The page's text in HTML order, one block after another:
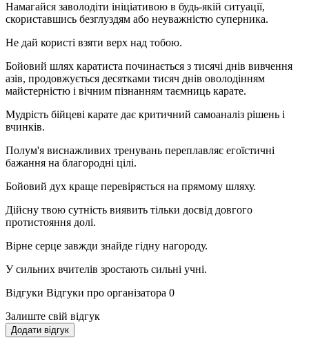
Намагайся заволодіти ініціативою в будь-якій ситуації,
скориставшись безглуздям або неуважністю суперника.
Не дай користі взяти верх над тобою.
Бойовий шлях каратиста починається з тисячі днів вивчення
азів, продовжується десятками тисяч днів оволодінням
майстерністю і вічним пізнанням таємниць карате.
Мудрість бійцеві карате дає критичний самоаналіз рішень і
вчинків.
Полум'я виснажливих тренувань переплавляє егоїстичні
бажання на благородні цілі.
Бойовий дух краще перевіряється на прямому шляху.
Дійсну твою сутність виявить тільки досвід довгого
протистояння долі.
Вірне серце завжди знайде гідну нагороду.
У сильних вчителів зростають сильні учні.
Відгуки Відгуки про організатора 0
Залиште свій відгук
Додати відгук